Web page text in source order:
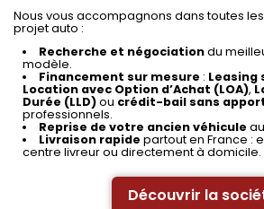
Nous vous accompagnons dans toutes
projet auto :
Recherche et négociationdu
modèle.
Financement sur mesure : Leasing
Location avec Option d’Achat (LOA),
Durée (LLD)ou crédit-bail sans
professionnels.
Reprise de votre ancien véhicule
Livraison rapide partout en France :
centre livreur ou directement à domicile.
Découvrir la